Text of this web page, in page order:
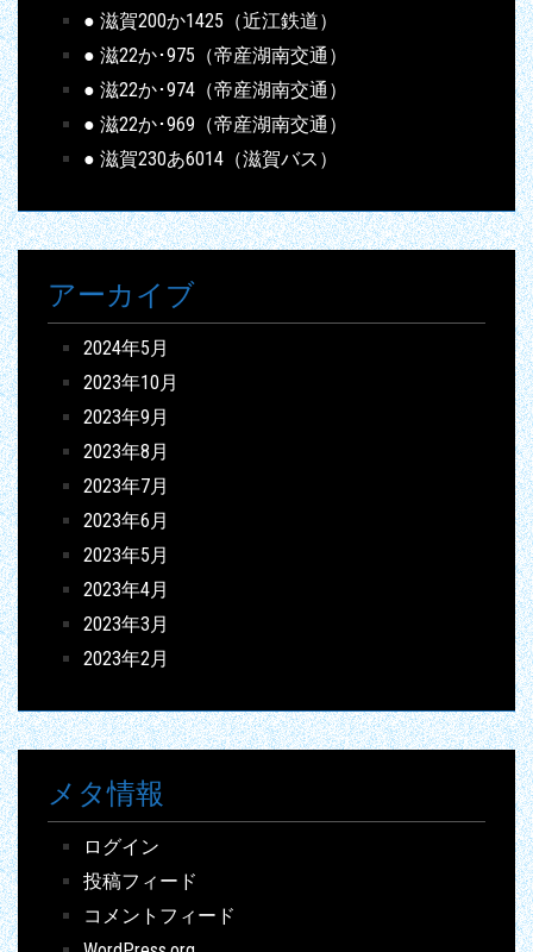
● 滋賀200か1425（近江鉄道）
● 滋22か･975（帝産湖南交通）
● 滋22か･974（帝産湖南交通）
● 滋22か･969（帝産湖南交通）
● 滋賀230あ6014（滋賀バス）
アーカイブ
2024年5月
2023年10月
2023年9月
2023年8月
2023年7月
2023年6月
2023年5月
2023年4月
2023年3月
2023年2月
メタ情報
ログイン
投稿フィード
コメントフィード